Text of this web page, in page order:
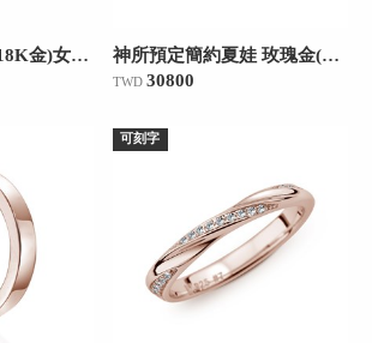
愛的禮物 玫瑰金(18K金)女款結婚對戒 神所預定簡約夏娃 玫瑰金(18K金)女款結婚對戒
TWD 30800
可刻字